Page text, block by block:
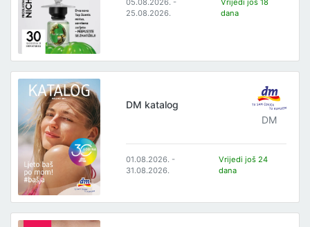
05.08.2026. -
25.08.2026.
Vrijedi još 18
dana
DM katalog
DM
01.08.2026. -
31.08.2026.
Vrijedi još 24
dana